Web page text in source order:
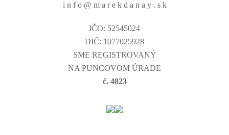
i n f o @ m a r e k d a n a y . s k
IČO: 52545024
DIČ: 1077025928
SME REGISTROVANÝ
NA PUNCOVOM ÚRADE
č. 4823